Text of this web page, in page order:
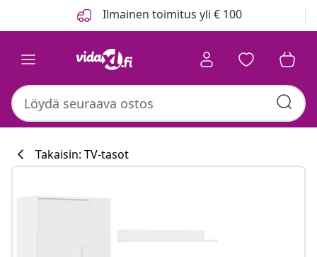
Ilmainen toimitus yli € 100
Takaisin: TV-tasot